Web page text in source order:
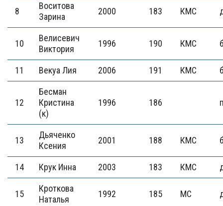
8
Воситова
Зарина
2000 183 КМС
10
Велисевич
Виктория
1996 190 КМС
11 Векуа Лия 2006 191 КМС
12
Бесман
Кристина
(к)
1996 186
13
Дьяченко
Ксения
2001 188 КМС
14 Крук Инна 2003 183 КМС
15
Кроткова
Наталья
1992 185 МС